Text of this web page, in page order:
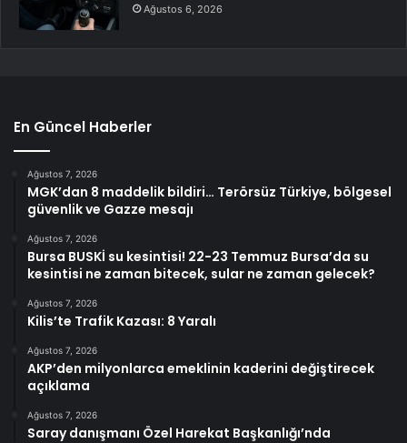
Ağustos 6, 2026
En Güncel Haberler
Ağustos 7, 2026
MGK’dan 8 maddelik bildiri… Terörsüz Türkiye, bölgesel
güvenlik ve Gazze mesajı
Ağustos 7, 2026
Bursa BUSKİ su kesintisi! 22-23 Temmuz Bursa’da su
kesintisi ne zaman bitecek, sular ne zaman gelecek?
Ağustos 7, 2026
Kilis’te Trafik Kazası: 8 Yaralı
Ağustos 7, 2026
AKP’den milyonlarca emeklinin kaderini değiştirecek
açıklama
Ağustos 7, 2026
Saray danışmanı Özel Harekat Başkanlığı’nda